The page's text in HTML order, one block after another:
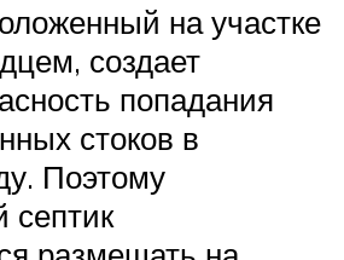
на участке
создает
попадания
стоков в
Поэтому
септик